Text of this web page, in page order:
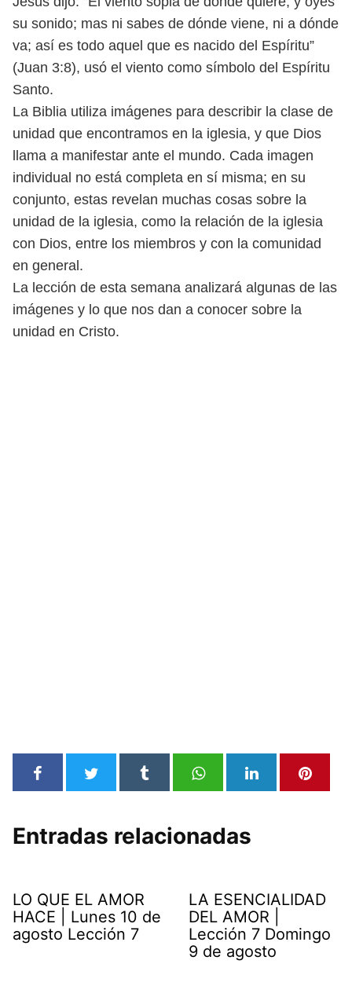
su sonido; mas ni sabes de dónde viene, ni a dónde
va; así es todo aquel que es nacido del Espíritu”
(Juan 3:8), usó el viento como símbolo del Espíritu
Santo.
La Biblia utiliza imágenes para describir la clase de
unidad que encontramos en la iglesia, y que Dios
llama a manifestar ante el mundo. Cada imagen
individual no está completa en sí misma; en su
conjunto, estas revelan muchas cosas sobre la
unidad de la iglesia, como la relación de la iglesia
con Dios, entre los miembros y con la comunidad
en general.
La lección de esta semana analizará algunas de las
imágenes y lo que nos dan a conocer sobre la
unidad en Cristo.
Entradas relacionadas
LO QUE EL AMOR
HACE | Lunes 10 de
agosto Lección 7
LA ESENCIALIDAD
DEL AMOR |
Lección 7 Domingo
9 de agosto